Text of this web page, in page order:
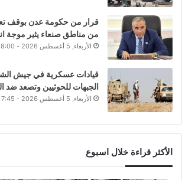
قرار من حكومة عدن بوقف
من مناطق صنعاء يثير موجة
الأربعاء, 5 أغسطس 2026 - 8:00 م
قيادات عسكرية في جيش
الجبهات للحوثيين وتصعد ضد
الأربعاء, 5 أغسطس 2026 - 7:45 م
الأكثر قراءة خلال اسبوع